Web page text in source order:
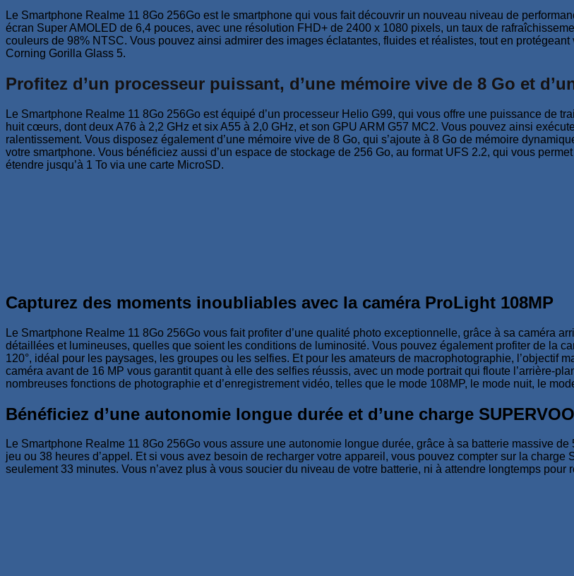
Le Smartphone Realme 11 8Go 256Go est le smartphone qui vous fait découvrir un nouveau niveau de
écran Super AMOLED de 6,4 pouces, avec une résolution FHD+ de 2400 x 1080 pixels, un taux de
couleurs de 98% NTSC. Vous pouvez ainsi admirer des images éclatantes, fluides et réalistes, tout en
Corning Gorilla Glass 5.
Profitez d’un processeur puissant, d’une mémoire vive de 8 Go et
Le Smartphone Realme 11 8Go 256Go est équipé d’un processeur Helio G99, qui vous offre une puissance de
huit cœurs, dont deux A76 à 2,2 GHz et six A55 à 2,0 GHz, et son GPU ARM G57 MC2. Vous pouvez ainsi
ralentissement. Vous disposez également d’une mémoire vive de 8 Go, qui s’ajoute à 8 Go de mémoire
votre smartphone. Vous bénéficiez aussi d’un espace de stockage de 256 Go, au format UFS 2.2, qui vous
étendre jusqu’à 1 To via une carte MicroSD.
Capturez des moments inoubliables avec la caméra ProLight 108MP
Le Smartphone Realme 11 8Go 256Go vous fait profiter d’une qualité photo exceptionnelle, grâce à sa caméra
détaillées et lumineuses, quelles que soient les conditions de luminosité. Vous pouvez également profiter de la
120°, idéal pour les paysages, les groupes ou les selfies. Et pour les amateurs de macrophotographie, l’objectif
caméra avant de 16 MP vous garantit quant à elle des selfies réussis, avec un mode portrait qui floute l’arrière-
nombreuses fonctions de photographie et d’enregistrement vidéo, telles que le mode 108MP, le mode nuit, le
Bénéficiez d’une autonomie longue durée et d’une charge
Le Smartphone Realme 11 8Go 256Go vous assure une autonomie longue durée, grâce à sa batterie massive
jeu ou 38 heures d’appel. Et si vous avez besoin de recharger votre appareil, vous pouvez compter sur la
seulement 33 minutes. Vous n’avez plus à vous soucier du niveau de votre batterie, ni à attendre longtemps pour